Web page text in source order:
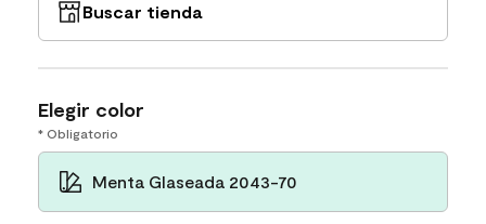
Buscar tienda
Elegir color
* Obligatorio
Menta Glaseada 2043-70